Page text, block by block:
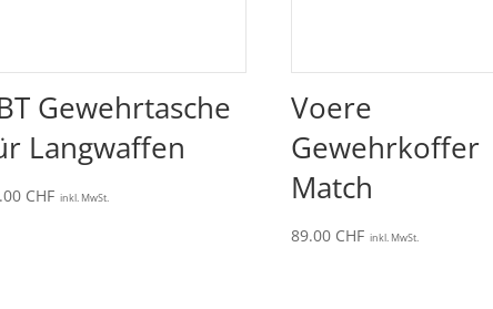
Gewehrtasche
Langwaffen
CHF inkl. MwSt.
Voere
Gewehrkoffer
Match
89.00 CHF inkl. MwSt.